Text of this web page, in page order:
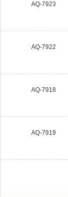
AQ-7923
AQ-7922
AQ-7918
AQ-7919